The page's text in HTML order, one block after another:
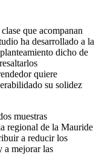
que acompanan
ha desarrollado a la
dicho de
quiere
su solidez
muestras
regional de la Mauride
a reducir los
a mejorar las